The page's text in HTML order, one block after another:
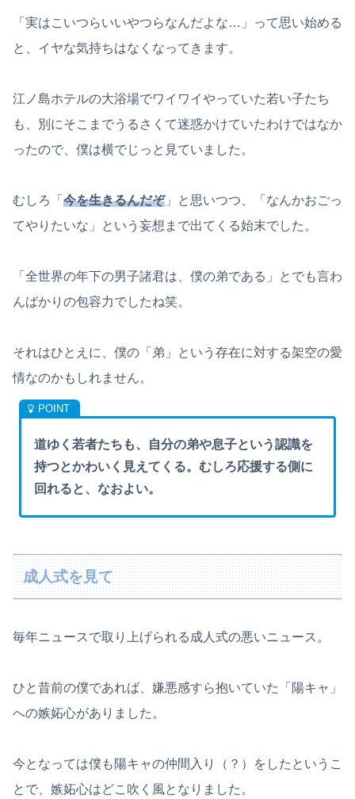
「実はこいつらいいやつらなんだよな…」って思い始める
と、イヤな気持ちはなくなってきます。
江ノ島ホテルの大浴場でワイワイやっていた若い子たち
も、別にそこまでうるさくて迷惑かけていたわけではなか
ったので、僕は横でじっと見ていました。
むしろ「 今を生きるんだぞ」と思いつつ、「なんかおごっ
てやりたいな」という妄想まで出てくる始末でした。
「全世界の年下の男子諸君は、僕の弟である」とでも言わ
んばかりの包容力でしたね笑。
それはひとえに、僕の「弟」という存在に対する架空の愛
情なのかもしれません。
道ゆく若者たちも、自分の弟や息子という認識を
持つとかわいく見えてくる。むしろ応援する側に
回れると、なおよい。
成人式を見て
毎年ニュースで取り上げられる成人式の悪いニュース。
ひと昔前の僕であれば、嫌悪感すら抱いていた「陽キャ」
への嫉妬心がありました。
今となっては僕も陽キャの仲間入り（？）をしたというこ
とで、嫉妬心はどこ吹く風となりました。